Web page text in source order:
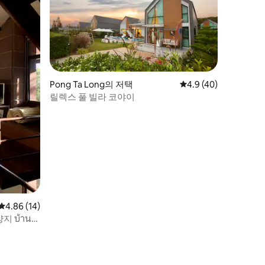
점 4.86점(5점 만점), 후기 14개
4.86 (14)
지 บ้าน
Pong Ta Long의 저택 평점 4.9점(5점 만점
4.9 (40)
릴렉스 풀 빌라 코야이